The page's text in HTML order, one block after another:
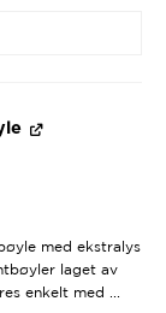
med ekstralys
laget av
enkelt med ...